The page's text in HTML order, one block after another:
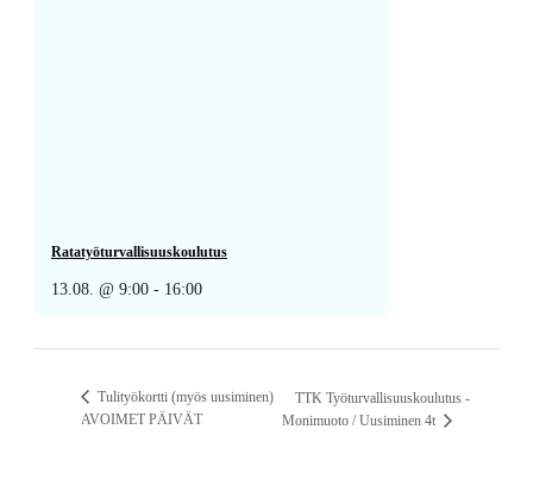
Ratatyöturvallisuuskoulutus
13.08. @ 9:00 - 16:00
Tulityökortti (myös uusiminen)
AVOIMET PÄIVÄT
TTK Työturvallisuuskoulutus -
Monimuoto / Uusiminen 4t